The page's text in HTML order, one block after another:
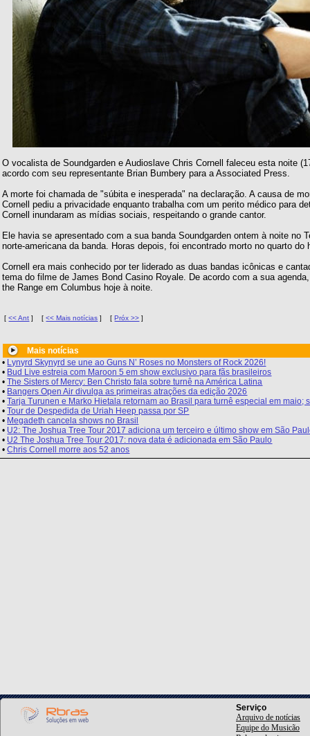
O vocalista de Soundgarden e Audioslave Chris Cornell faleceu esta noite
acordo com seu representante Brian Bumbery para a Associated Press.
A morte foi chamada de "súbita e inesperada" na declaração. A causa de
Cornell pediu a privacidade enquanto trabalha com um perito médico para
Cornell inundaram as mídias sociais, respeitando o grande cantor.
Ele havia se apresentado com a sua banda Soundgarden ontem à noite no
norte-americana da banda. Horas depois, foi encontrado morto no quarto
Cornell era mais conhecido por ter liderado as duas bandas icônicas e
tema do filme de James Bond Casino Royale. De acordo com a sua
the Range em Columbus hoje à noite.
[<< Ant ] [<< Mais notícias ] [Próx >> ]
Mais notícias
• Lynyrd Skynyrd se une ao Guns N’ Roses no Monsters of Rock 2026!
• Bud Live estreia com Maroon 5 em show exclusivo para fãs brasileiros
•The Sisters of Mercy: Ben Christo fala sobre turnê na América Latina
• Bangers Open Air divulga as primeiras atrações da edição 2026
•Tarja Turunen e Marko Hietala retornam ao Brasil para turnê especial em maio;
•Tour de Despedida de Uriah Heep passa por SP
• Megadeth cancela shows no Brasil
• U2: The Joshua Tree Tour 2017 adiciona um terceiro e último show em São
• U2 The Joshua Tree Tour 2017: nova data é adicionada em São Paulo
•Chris Cornell morre aos 52 anos
Serviço
Arquivo de notícias
Equipe do Musicão